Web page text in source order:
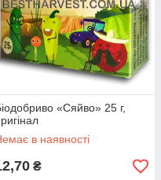
«Сяйво» 25 г,
в наявності
₴